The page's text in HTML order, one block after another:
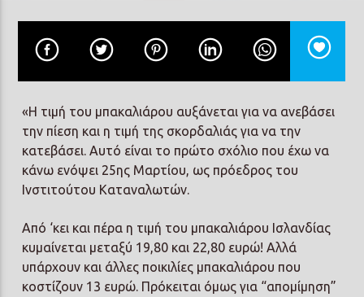
Prisma Radio 90,2
«Η τιμή του μπακαλιάρου αυξάνεται για να ανεβάσει
την πίεση και η τιμή της σκορδαλιάς για να την
κατεβάσει. Αυτό είναι το πρώτο σχόλιο που έχω να
κάνω ενόψει 25ης Μαρτίου, ως πρόεδρος του
Ινστιτούτου Καταναλωτών.
Από ‘κει και πέρα η τιμή του μπακαλιάρου Ισλανδίας
κυμαίνεται μεταξύ 19,80 και 22,80 ευρώ! Αλλά
υπάρχουν και άλλες ποικιλίες μπακαλιάρου που
κοστίζουν 13 ευρώ. Πρόκειται όμως για “απομίμηση”